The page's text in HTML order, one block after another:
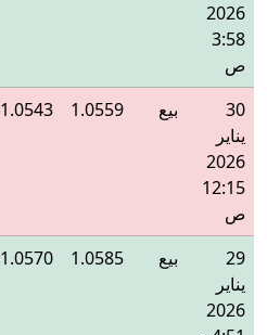
2026
3:58
ص
30
يناير
2026
12:15
ص
بيع 1.0559
1.0543
29
يناير
2026
بيع 1.0585
1.0570